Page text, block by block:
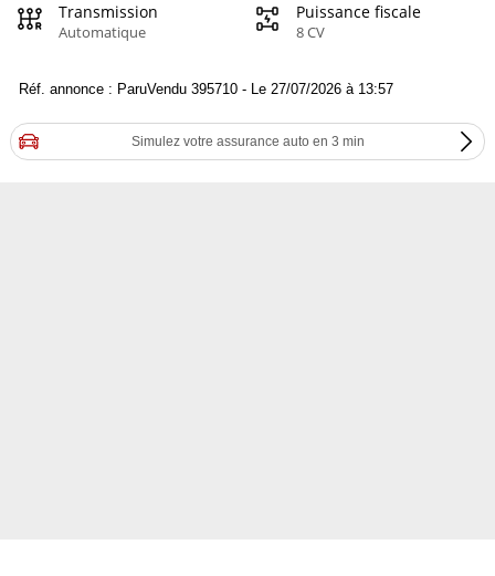
Transmission
Automatique
Puissance fiscale
8 CV
Réf. annonce : ParuVendu 395710 - Le 27/07/2026 à 13:57
Simulez votre assurance auto en 3 min